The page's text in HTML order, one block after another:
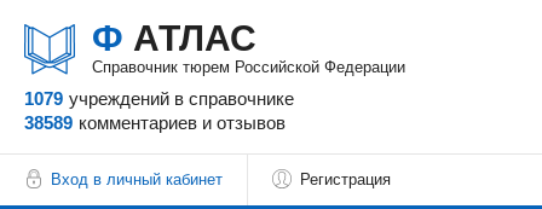
Ф АТЛАС
Справочник тюрем Российской Федерации
1079 учреждений в справочнике
38589 комментариев и отзывов
Вход в личный кабинет Регистрация